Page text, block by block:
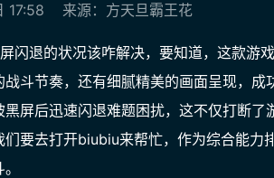
17:58 来源：方天旦霸王花
闪退的状况该咋解决，要知道，这款游
斗节奏，还有细腻精美的画面呈现，
屏后迅速闪退难题困扰，这不仅打断
要去打开biubiu来帮忙， 作为综合能力